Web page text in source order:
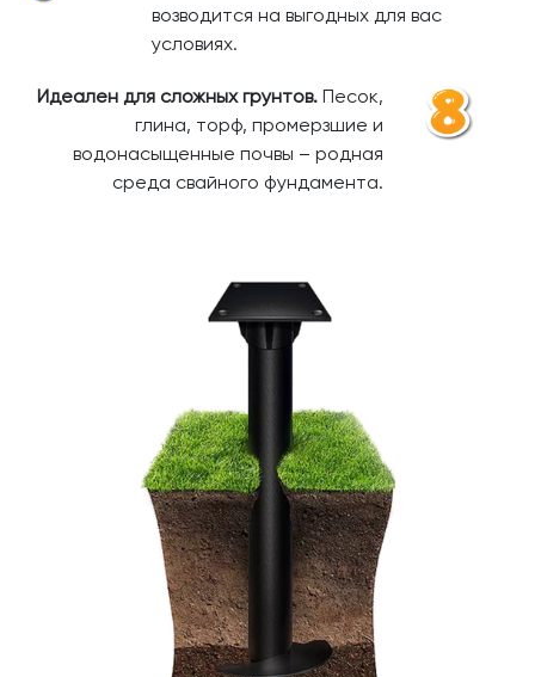
возводится на выгодных для вас
условиях.
Идеален для сложных грунтов. Песок,
глина, торф, промерзшие и
водонасыщенные почвы – родная
среда свайного фундамента.